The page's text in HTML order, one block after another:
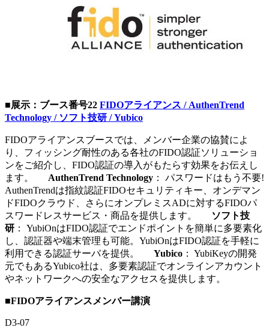
■展示：ブース番号22 FIDOアライアンス / AuthenTrend
Technology / ソフト技研 / Yubico
FIDOアライアンスブースでは、メンバー企業の協賛によ
り、フィッシング耐性のある各社のFIDO認証ソリューショ
ンをご紹介し、FIDO認証の導入がもたらす効果をお伝えし
ます。 AuthenTrend Technology ： パスワードはもう不要!
AuthenTrendは指紋認証FIDOセキュリティキー、オンデマン
ドFIDOクラウド、さらにオンプレミスADに対するFIDOパ
スワードレスサービス・商品を提供します。
ソフト技
研 ： YubiOnはFIDO認証でエンドポイントを簡単に多要素化
し、認証器や端末管理も可能。YubiOnはFIDO認証を手軽に
利用できる認証サーバを提供。 Yubico ： YubiKeyの開発
元でもあるYubico社は、多要素認証でオンラインアカウント
やネットワークへの安全なアクセスを提供します。
■FIDOアライアンスメンバー講演
D3-07